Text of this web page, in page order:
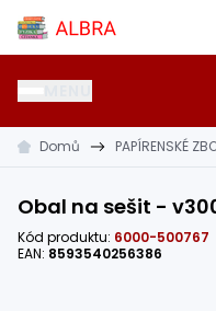
Přeskočit na hlavní obsah
Albra s.r.o.
Domů PAPÍRENSKÉ
Obal na sešit -
Kód produktu: 6000-500767
EAN: 8593540256386